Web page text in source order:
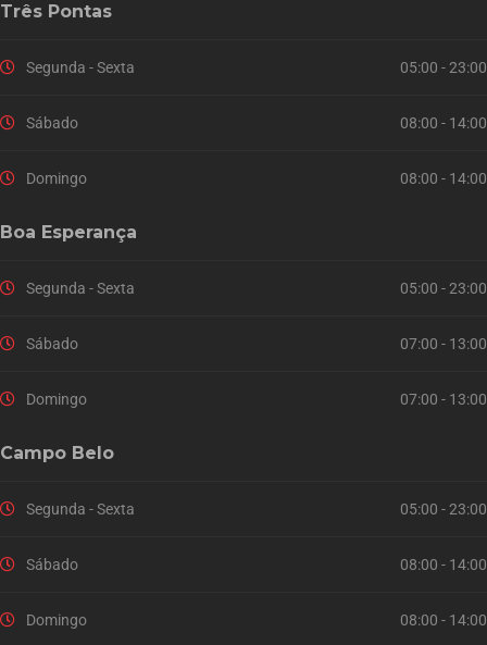
Três Pontas
Segunda - Sexta 05:00 - 23:00
Sábado 08:00 - 14:00
Domingo 08:00 - 14:00
Boa Esperança
Segunda - Sexta 05:00 - 23:00
Sábado 07:00 - 13:00
Domingo 07:00 - 13:00
Campo Belo
Segunda - Sexta 05:00 - 23:00
Sábado 08:00 - 14:00
Domingo 08:00 - 14:00